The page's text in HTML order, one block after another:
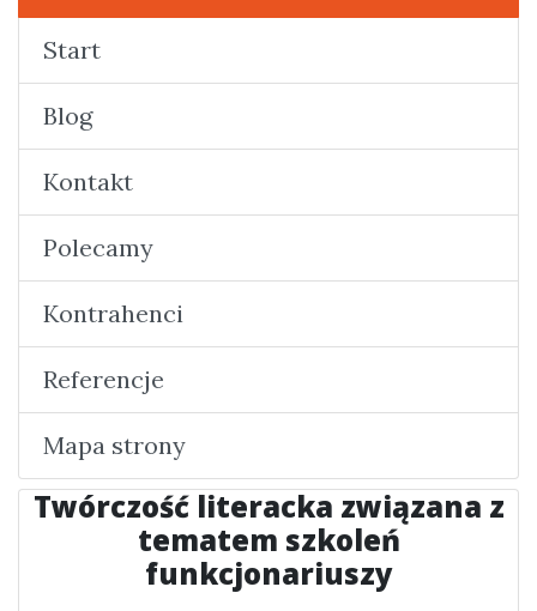
Start
Blog
Kontakt
Polecamy
Kontrahenci
Referencje
Mapa strony
Twórczość literacka związana z
tematem szkoleń
funkcjonariuszy